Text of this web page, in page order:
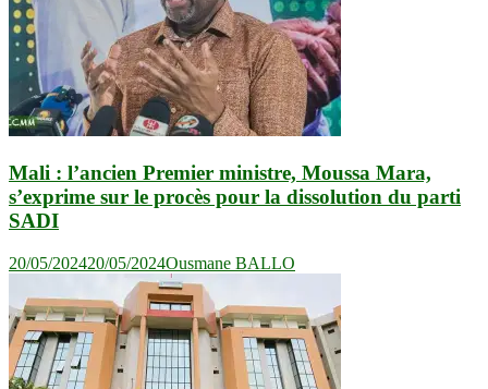
Mali : l’ancien Premier ministre, Moussa Mara,
s’exprime sur le procès pour la dissolution du parti
SADI
20/05/202420/05/2024Ousmane BALLO